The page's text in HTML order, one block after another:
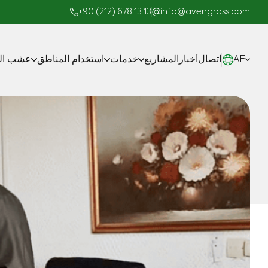
+90 (212) 678 13 13 info@avengrass.com
عشب استخدام المناطق خدمات
صناعة
المشاريع الجاهزة
المشاريع أخبار اتصال AE